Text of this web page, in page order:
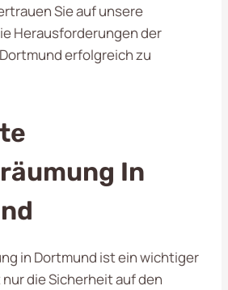
Sie auf unsere
Herausforderungen der
erfolgreich zu
In
in Dortmund ist ein wichtiger
die Sicherheit auf den